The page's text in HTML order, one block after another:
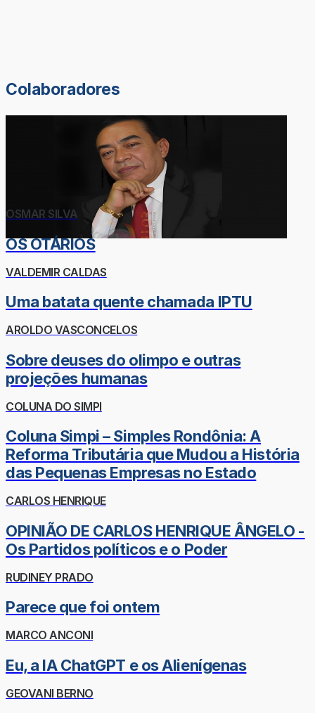
Colaboradores
OSMAR SILVA
OS OTÁRIOS
VALDEMIR CALDAS
Uma batata quente chamada IPTU
AROLDO VASCONCELOS
Sobre deuses do olimpo e outras
projeções humanas
COLUNA DO SIMPI
Coluna Simpi – Simples Rondônia: A
Reforma Tributária que Mudou a História
das Pequenas Empresas no Estado
CARLOS HENRIQUE
OPINIÃO DE CARLOS HENRIQUE ÂNGELO -
Os Partidos políticos e o Poder
RUDINEY PRADO
Parece que foi ontem
MARCO ANCONI
Eu, a IA ChatGPT e os Alienígenas
GEOVANI BERNO